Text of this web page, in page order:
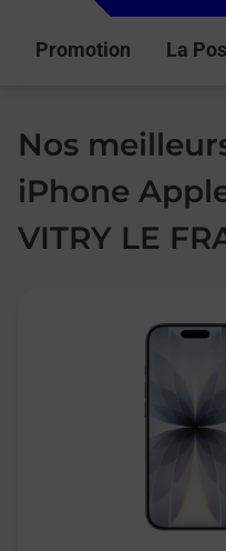
Promotion La
Nos
iPhone
VITRY LE